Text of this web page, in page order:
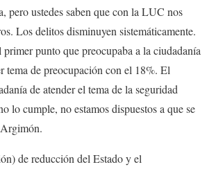
pero ustedes saben que con la LUC nos
Los delitos disminuyen sistemáticamente.
punto que preocupaba a la ciudadanía
tema de preocupación con el 18%. El
de atender el tema de la seguridad
lo cumple, no estamos dispuestos a que se
de reducción del Estado y el